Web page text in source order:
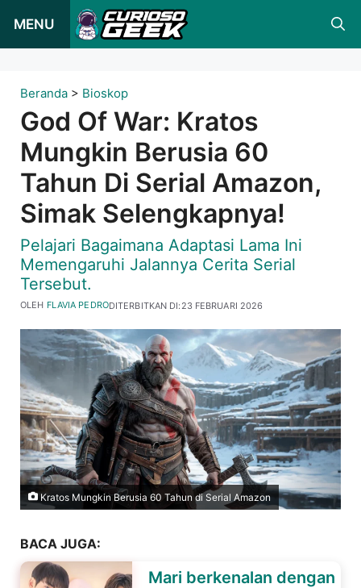
ke
MENU
Beranda > Bioskop
God Of War: Kratos
Mungkin Berusia 60
Tahun Di Serial Amazon,
Simak Selengkapnya!
Pelajari Bagaimana Adaptasi Lama Ini
Memengaruhi Jalannya Cerita Serial
Tersebut.
DITERBITKAN DI: 23 FEBRUARI 2026
OLEH FLAVIA PEDRO
Kratos Mungkin Berusia 60 Tahun di Serial Amazon
BACA JUGA:
Mari berkenalan dengan